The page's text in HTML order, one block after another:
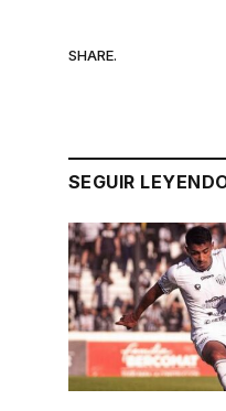
SHARE.
SEGUIR